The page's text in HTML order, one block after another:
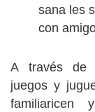
sana les
con
A través de
juegos y
familiaricen